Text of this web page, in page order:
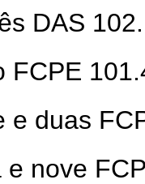
DAS
FCPE
e duas
nove